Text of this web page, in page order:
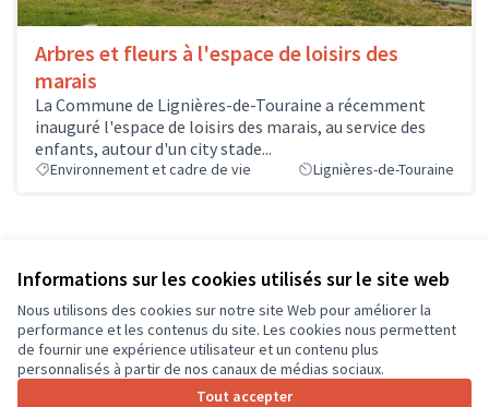
Informations sur les cookies utilisés sur le site web
Nous utilisons des cookies sur notre site Web pour améliorer la
performance et les contenus du site. Les cookies nous permettent
de fournir une expérience utilisateur et un contenu plus
personnalisés à partir de nos canaux de médias sociaux.
Tout accepter
Arbres et fleurs à l'espace de loisirs des
marais
La Commune de Lignières-de-Touraine a récemment
inauguré l'espace de loisirs des marais, au service des
enfants, autour d'un city stade...
Environnement et cadre de vie Lignières-de-Touraine